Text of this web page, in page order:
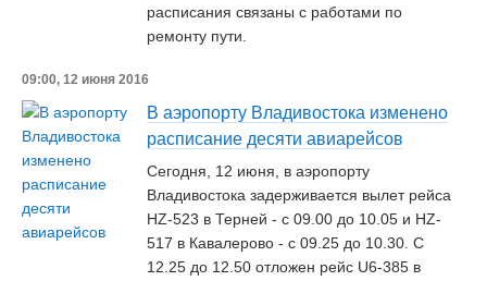
расписания связаны с работами по
ремонту пути.
09:00, 12 июня 2016
В аэропорту Владивостока изменено
расписание десяти авиарейсов
Сегодня, 12 июня, в аэропорту
Владивостока задерживается вылет рейса
HZ-523 в Терней - с 09.00 до 10.05 и HZ-
517 в Кавалерово - с 09.25 до 10.30. С
12.25 до 12.50 отложен рейс U6-385 в